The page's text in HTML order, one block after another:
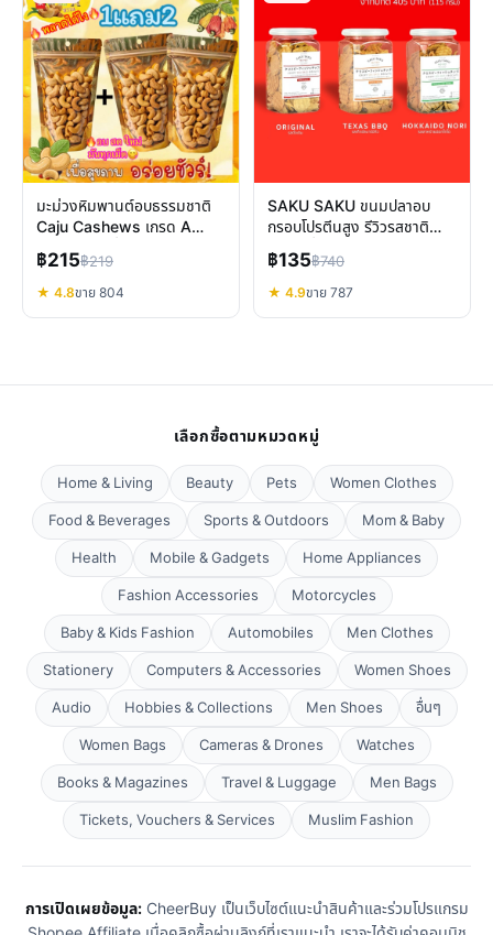
มะม่วงหิมพานต์อบธรรมชาติ
Caju Cashews เกรด A
กรอบอร่อยเพื่อสุขภาพ
฿215฿219
★ 4.8ขาย 804
SAKU SAKU ขนมปลาอบ
กรอบโปรตีนสูง รีวิวรสชาติ
อร่อยเพื่อสุขภาพ
฿135฿740
★ 4.9ขาย 787
เลือกซื้อตามหมวดหมู่
Home & Living Beauty Pets
Women Clothes
Food & Beverages
Sports & Outdoors
Mom & Baby
Health
Mobile & Gadgets
Home Appliances
Fashion Accessories
Motorcycles
Baby & Kids Fashion
Automobiles
Men Clothes
Stationery
Computers & Accessories
Women Shoes
Audio
Hobbies & Collections Men Shoes
อื่นๆ
Women Bags
Cameras & Drones
Watches
Books & Magazines
Travel & Luggage
Men Bags
Tickets, Vouchers & Services
Muslim Fashion
การเปิดเผยข้อมูล:CheerBuy เป็นเว็บไซต์แนะนำสินค้าและร่วมโปรแกรม